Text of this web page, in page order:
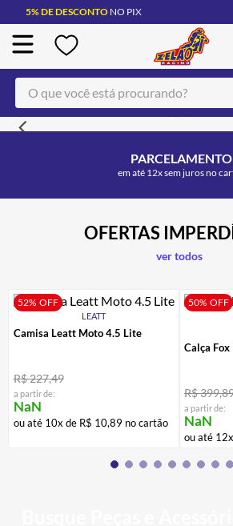
5% DE DESCONTO NO PIX
PARCELAMENTO
em até 12x sem juros no
OFERTAS
ver todos
52% OFF
LEATT
Camisa Leatt Moto 4.5 Lite
R$227,49
a partir de:
NaN
ou até 10x de R$ 10,89 no cartão
50% OFF
Calça
R$399,
a partir de:
NaN
ou até 12